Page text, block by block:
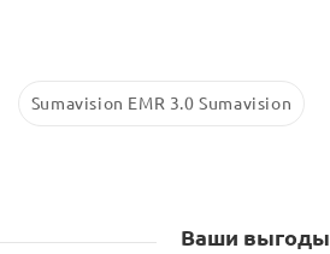
Sumavision EMR 3.0 Sumavision
Ваши выгоды